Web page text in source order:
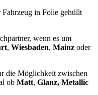
in Folie gehüllt
wenn es um
, Wiesbaden, Mainz oder
die Möglichkeit zwischen
ob Matt, Glanz, Metallic